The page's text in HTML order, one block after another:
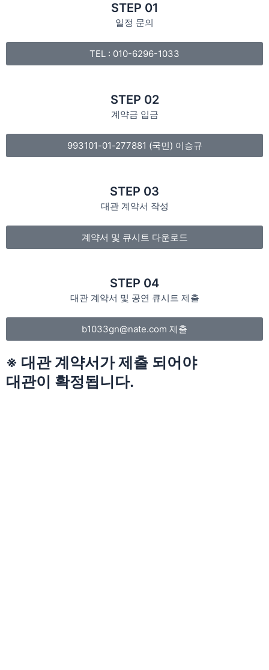
STEP 01
일정 문의
TEL : 010-6296-1033
STEP 02
계약금 입금
993101-01-277881 (국민) 이승규
STEP 03
대관 계약서 작성
계약서 및 큐시트 다운로드
STEP 04
대관 계약서 및 공연 큐시트 제출
b1033gn@nate.com 제출
※ 대관 계약서가 제출 되어야
대관이 확정됩니다.